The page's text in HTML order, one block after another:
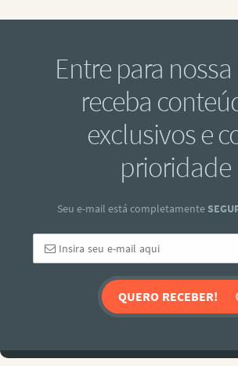
Entre para
receba
exclusivos e
prioridade
Seu e-mail está completamente